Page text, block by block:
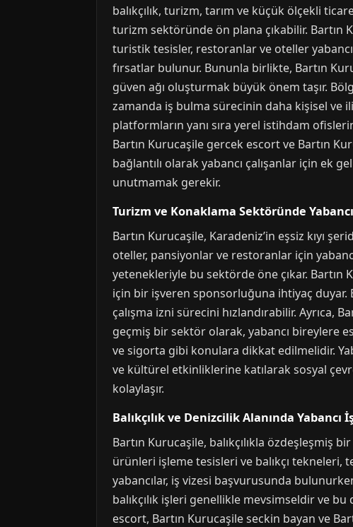
balıkçılık, turizm, tarım ve küçük ölçekli
turizm sektöründe ön plana çıkabilir. Bartın
turistik tesisler, restoranlar ve oteller
fırsatlar bulunur. Bununla birlikte, Bartın
güven ağı oluşturmak büyük önem taşır.
zamanda iş bulma sürecinin daha kişisel ve
platformların yanı sıra yerel istihdam
Bartın Kurucaşile gercek escort ve Bartın
bağlantılı olarak yabancı çalışanlar için ek
unutmamak gerekir.
Turizm ve Konaklama Sektöründe
Bartın Kurucaşile, Karadeniz’in eşsiz kıyı
oteller, pansiyonlar ve restoranlar için
yetenekleriyle bu sektörde öne çıkar. Bartın
için bir işveren sponsorluğuna ihtiyaç duyar.
çalışma izni sürecini hızlandırabilir.
geçmiş bir sektör olarak, yabancı bireylere
ve sigorta gibi konulara dikkat edilmelidir.
ve kültürel etkinliklerine katılarak sosyal
kolaylaşır.
Balıkçılık ve Denizcilik Alanında Yabancı
Bartın Kurucaşile, balıkçılıkla özdeşleşmiş
ürünleri işleme tesisleri ve balıkçı tekneleri,
yabancılar, iş vizesi başvurusunda
balıkçılık işleri genellikle mevsimseldir ve
escort, Bartın Kurucaşile seckin bayan ve